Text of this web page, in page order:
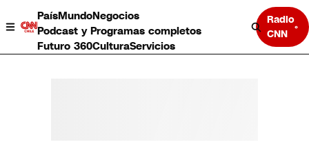
PaísMundoNegocios
Podcast y Programas completos
Futuro 360CulturaServicios
Radio
CNN